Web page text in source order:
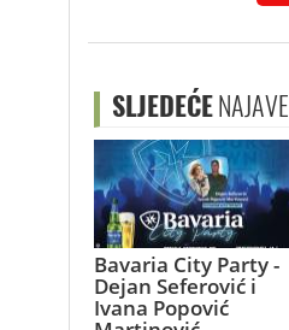
SLJEDEĆENAJAVE
Bavaria City Party -
Dejan Seferović i
Ivana Popović